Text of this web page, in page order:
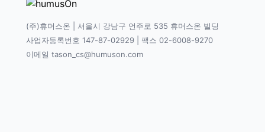
(주)휴머스온 | 서울시 강남구 언주로 535 휴머스온 빌딩
사업자등록번호 147-87-02929 | 팩스 02-6008-9270
이메일 tason_cs@humuson.com